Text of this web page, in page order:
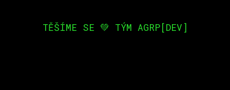
TĚŠÍME SE 💚 TÝM AGRP[DEV]